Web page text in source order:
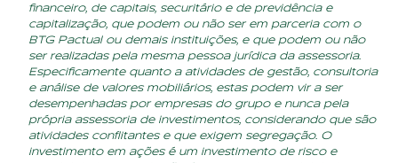
financeiro, de capitais, securitário e de previdência e
capitalização, que podem ou não ser em parceria com o
BTG Pactual ou demais instituições, e que podem ou não
ser realizadas pela mesma pessoa jurídica da assessoria.
Especificamente quanto a atividades de gestão, consultoria
e análise de valores mobiliários, estas podem vir a ser
desempenhadas por empresas do grupo e nunca pela
própria assessoria de investimentos, considerando que são
atividades conflitantes e que exigem segregação. O
investimento em ações é um investimento de risco e